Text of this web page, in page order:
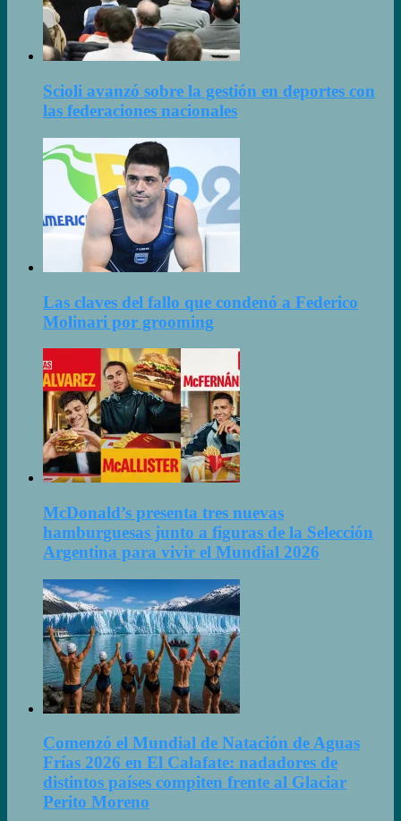
Scioli avanzó sobre la gestión en deportes con
las federaciones nacionales
Las claves del fallo que condenó a Federico
Molinari por grooming
McDonald’s presenta tres nuevas
hamburguesas junto a figuras de la Selección
Argentina para vivir el Mundial 2026
Comenzó el Mundial de Natación de Aguas
Frías 2026 en El Calafate: nadadores de
distintos países compiten frente al Glaciar
Perito Moreno